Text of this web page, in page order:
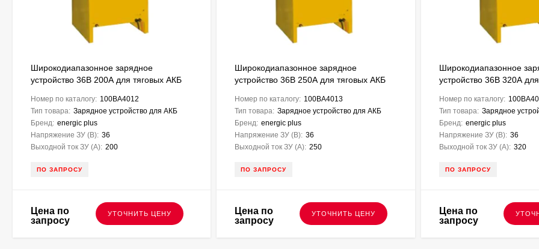
Широкодиапазонное зарядное
устройство 36В 200А для тяговых АКБ
Номер по каталогу: 100BA4012
Тип товара: Зарядное устройство для АКБ
Бренд: energic plus
Напряжение ЗУ (В): 36
Выходной ток ЗУ (A): 200
ПО ЗАПРОСУ
Цена по
запросу
УТОЧНИТЬ ЦЕНУ
Широкодиапазонное зарядное
устройство 36В 250А для тяговых АКБ
Номер по каталогу: 100BA4013
Тип товара: Зарядное устройство для АКБ
Бренд: energic plus
Напряжение ЗУ (В): 36
Выходной ток ЗУ (A): 250
ПО ЗАПРОСУ
Цена по
запросу
УТОЧНИТЬ ЦЕНУ
Широкодиапазонное
устройство 36В 320А
Номер по каталогу:
Тип товара: Зарядное
Бренд: energic plus
Напряжение ЗУ (В): 36
Выходной ток ЗУ (A): 320
ПО ЗАПРОСУ
Цена по
запросу